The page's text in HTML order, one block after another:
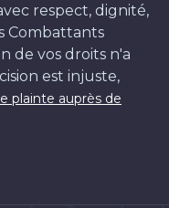
respect, dignité,
Combattants
de vos droits n'a
est injuste,
plainte auprès de